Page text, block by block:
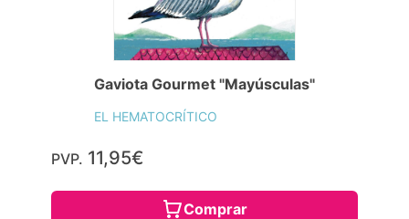
Gaviota Gourmet "Mayúsculas"
EL HEMATOCRÍTICO
PVP. 11,95€
Comprar